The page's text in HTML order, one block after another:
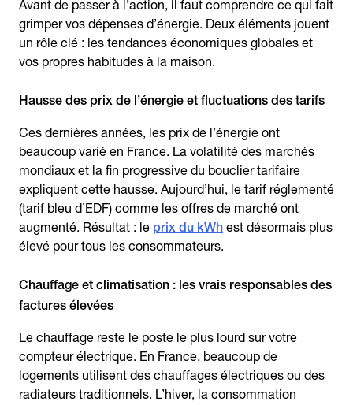
Avant de passer à l’action, il faut comprendre ce qui fait
grimper vos dépenses d’énergie. Deux éléments jouent
un rôle clé : les tendances économiques globales et
vos propres habitudes à la maison.
Hausse des prix de l’énergie et fluctuations des tarifs
Ces dernières années, les prix de l’énergie ont
beaucoup varié en France. La volatilité des marchés
mondiaux et la fin progressive du bouclier tarifaire
expliquent cette hausse. Aujourd’hui, le tarif réglementé
(tarif bleu d’EDF) comme les offres de marché ont
augmenté. Résultat : le prix du kWh est désormais plus
élevé pour tous les consommateurs.
Chauffage et climatisation : les vrais responsables des
factures élevées
Le chauffage reste le poste le plus lourd sur votre
compteur électrique. En France, beaucoup de
logements utilisent des chauffages électriques ou des
radiateurs traditionnels. L’hiver, la consommation